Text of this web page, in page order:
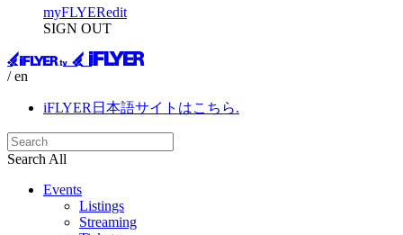
myFLYERedit
SIGN OUT
/ en
iFLYER日本語サイトはこちら.
Search All
Events
Listings
Streaming